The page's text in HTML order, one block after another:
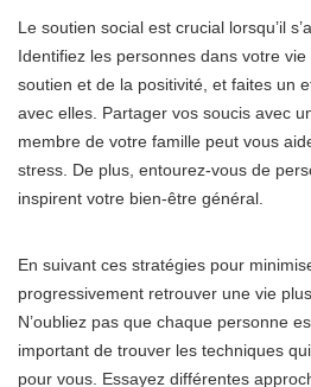
Le soutien social est crucial lorsqu’il
Identifiez les personnes dans votre
soutien et de la positivité, et faites un
avec elles. Partager vos soucis avec
membre de votre famille peut vous
stress. De plus, entourez-vous de
inspirent votre bien-être général.
En suivant ces stratégies pour
progressivement retrouver une vie
N’oubliez pas que chaque personne
important de trouver les techniques
pour vous. Essayez différentes